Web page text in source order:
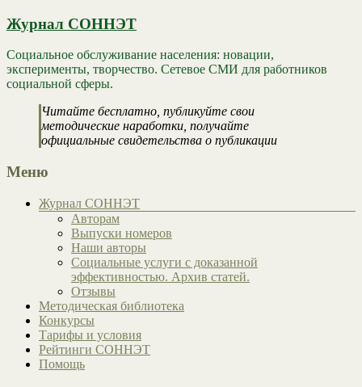
Журнал СОННЭТ
Социальное обслуживание населения: новации,
эксперименты, творчество. Сетевое СМИ для работников
социальной сферы.
Читайте бесплатно, публикуйте свои
методические наработки, получайте
официальные свидетельства о публикации
Меню
Журнал СОННЭТ
Авторам
Выпуски номеров
Наши авторы
Социальные услуги с доказанной
эффективностью. Архив статей.
Отзывы
Методическая библиотека
Конкурсы
Тарифы и условия
Рейтинги СОННЭТ
Помощь